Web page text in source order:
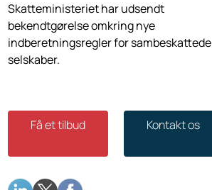
Skatteministeriet har udsendt
bekendtgørelse omkring nye
indberetningsregler for sambeskattede
selskaber.
Få et tilbud Kontakt os